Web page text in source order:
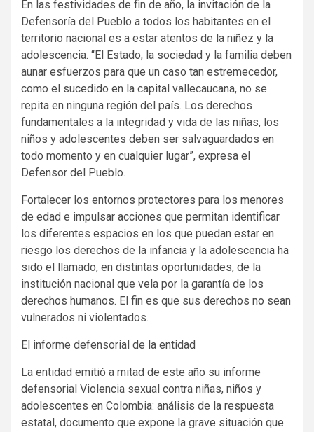
En las festividades de fin de año, la invitación de la
Defensoría del Pueblo a todos los habitantes en el
territorio nacional es a estar atentos de la niñez y la
adolescencia. “El Estado, la sociedad y la familia deben
aunar esfuerzos para que un caso tan estremecedor,
como el sucedido en la capital vallecaucana, no se
repita en ninguna región del país. Los derechos
fundamentales a la integridad y vida de las niñas, los
niños y adolescentes deben ser salvaguardados en
todo momento y en cualquier lugar”, expresa el
Defensor del Pueblo.
Fortalecer los entornos protectores para los menores
de edad e impulsar acciones que permitan identificar
los diferentes espacios en los que puedan estar en
riesgo los derechos de la infancia y la adolescencia ha
sido el llamado, en distintas oportunidades, de la
institución nacional que vela por la garantía de los
derechos humanos. El fin es que sus derechos no sean
vulnerados ni violentados.
El informe defensorial de la entidad
La entidad emitió a mitad de este año su informe
defensorial Violencia sexual contra niñas, niños y
adolescentes en Colombia: análisis de la respuesta
estatal, documento que expone la grave situación que